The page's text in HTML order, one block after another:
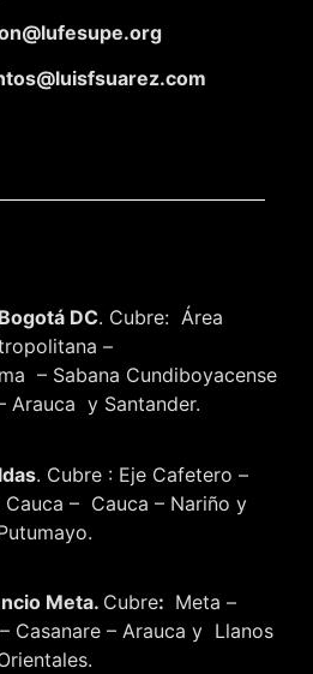
Bogotá DC. Cubre: Área
–
– Sabana Cundiboyacense
Arauca y Santander.
. Cubre : Eje Cafetero –
Cauca – Cauca – Nariño y
Meta. Cubre: Meta –
Casanare – Arauca y Llanos